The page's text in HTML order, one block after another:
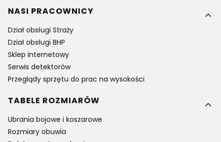
NASI PRACOWNICY
Dział obsługi Straży
Dział obsługi BHP
Sklep internetowy
Serwis detektorów
Przeglądy sprzętu do prac na wysokości
TABELE ROZMIARÓW
Ubrania bojowe i koszarowe
Rozmiary obuwia